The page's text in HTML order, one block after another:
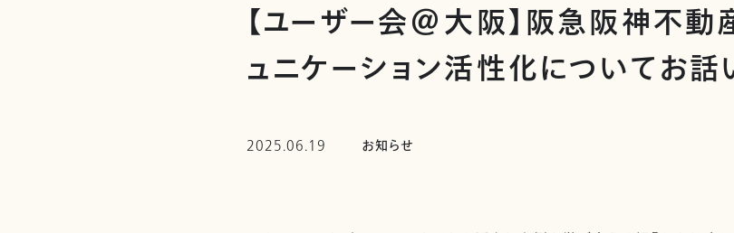
【ユーザー会＠大阪】阪急阪神不
ュニケーション活性化についてお話
2025.06.19 お知らせ